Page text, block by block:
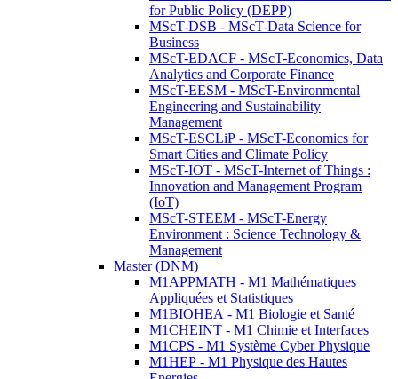
for Public Policy (DEPP)
MScT-DSB - MScT-Data Science for
Business
MScT-EDACF - MScT-Economics, Data
Analytics and Corporate Finance
MScT-EESM - MScT-Environmental
Engineering and Sustainability
Management
MScT-ESCLiP - MScT-Economics for
Smart Cities and Climate Policy
MScT-IOT - MScT-Internet of Things :
Innovation and Management Program
(IoT)
MScT-STEEM - MScT-Energy
Environment : Science Technology &
Management
Master (DNM)
M1APPMATH - M1 Mathématiques
Appliquées et Statistiques
M1BIOHEA - M1 Biologie et Santé
M1CHEINT - M1 Chimie et Interfaces
M1CPS - M1 Système Cyber Physique
M1HEP - M1 Physique des Hautes